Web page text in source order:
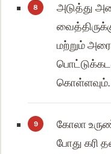
அடுத்து
மற்றும்
கொள்ளவும்.
கோலா
போது கரி